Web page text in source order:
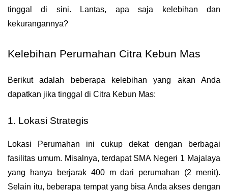
tinggal di sini. Lantas, apa saja kelebihan dan
kekurangannya?
Kelebihan Perumahan Citra Kebun Mas
Berikut adalah beberapa kelebihan yang akan Anda
dapatkan jika tinggal di Citra Kebun Mas:
1. Lokasi Strategis
Lokasi Perumahan ini cukup dekat dengan berbagai
fasilitas umum. Misalnya, terdapat SMA Negeri 1 Majalaya
yang hanya berjarak 400 m dari perumahan (2 menit).
Selain itu, beberapa tempat yang bisa Anda akses dengan